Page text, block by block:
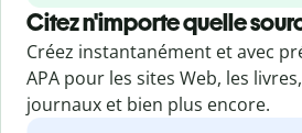
Citez n'importe quelle
Créez instantanément et avec
APA pour les sites Web, les
journaux et bien plus encore.